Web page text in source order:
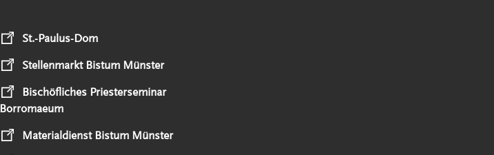
St.-Paulus-Dom
Stellenmarkt Bistum Münster
Bischöfliches Priesterseminar
Borromaeum
Materialdienst Bistum Münster